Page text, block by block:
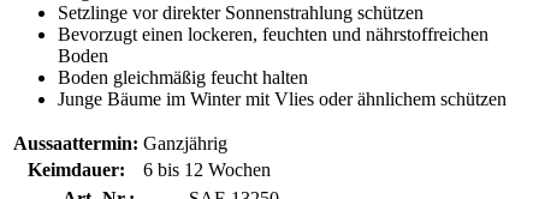
Setzlinge vor direkter Sonnenstrahlung schützen
Bevorzugt einen lockeren, feuchten und nährstoffreichen
Boden
Boden gleichmäßig feucht halten
Junge Bäume im Winter mit Vlies oder ähnlichem schützen
Aussaattermin: Ganzjährig
Keimdauer:
6 bis 12 Wochen